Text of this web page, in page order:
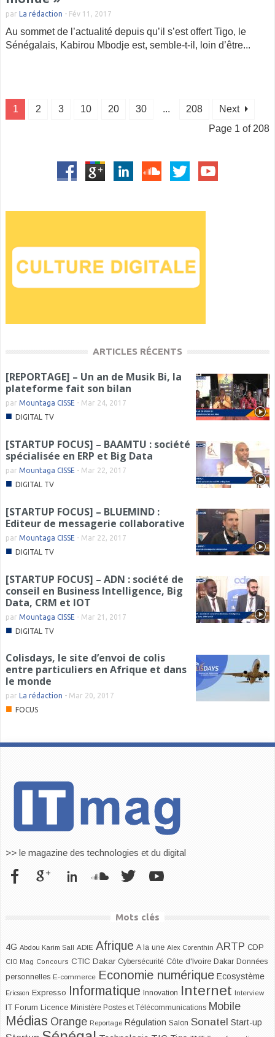
par La rédaction - Fév 11, 2017
Au sommet de l’actualité depuis qu’il s’est offert Tigo, le
Sénégalais, Kabirou Mbodje est, semble-t-il, loin d’être...
1 2 3 10 20 30 ... 208
Next
Page 1 of 208
ARTICLES RÉCENTS
[REPORTAGE] – Un an de Musik Bi, la
plateforme fait son bilan
par Mountaga CISSE - Mar 24, 2017
■ DIGITAL TV
[STARTUP FOCUS] – BAAMTU : société
spécialisée en ERP et Big Data
par Mountaga CISSE - Mar 22, 2017
■ DIGITAL TV
[STARTUP FOCUS] – BLUEMIND :
Editeur de messagerie collaborative
par Mountaga CISSE - Mar 22, 2017
■ DIGITAL TV
[STARTUP FOCUS] – ADN : société de
conseil en Business Intelligence, Big
Data, CRM et IOT
par Mountaga CISSE - Mar 21, 2017
■ DIGITAL TV
Colisdays, le site d’envoi de colis
entre particuliers en Afrique et dans
le monde
par La rédaction - Mar 20, 2017
■ FOCUS
>> le magazine des technologies et du digital
Mots clés
4G Abdou Karim Sall ADIE Afrique A la une Alex Corenthin ARTP CDP
CIO Mag Concours CTIC Dakar Cybersécurité Côte d'Ivoire Dakar Données
personnelles E-commerce Economie numérique Ecosystème
Ericsson Expresso Informatique Innovation Internet Interview
IT Forum Licence Ministère Postes et Télécommunications Mobile
Médias Orange Reportage Régulation Salon Sonatel Start-up